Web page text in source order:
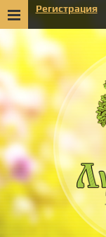
Регистрация